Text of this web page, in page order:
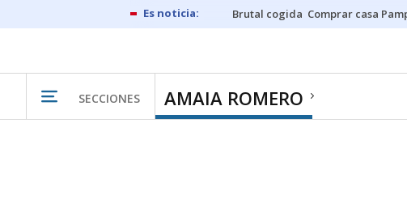
Brutal cogida Comprar casa
SECCIONES AMAIA ROMERO